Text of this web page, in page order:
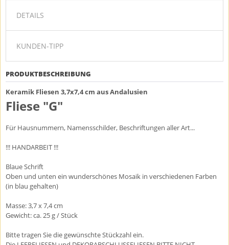
DETAILS
KUNDEN-TIPP
PRODUKTBESCHREIBUNG
Keramik Fliesen 3,7x7,4 cm aus Andalusien
Fliese "G"
Für Hausnummern, Namensschilder, Beschriftungen aller Art...
!!! HANDARBEIT !!!
Blaue Schrift
Oben und unten ein wunderschönes Mosaik in verschiedenen Farben
(in blau gehalten)
Masse: 3,7 x 7,4 cm
Gewicht: ca. 25 g / Stück
Bitte tragen Sie die gewünschte Stückzahl ein.